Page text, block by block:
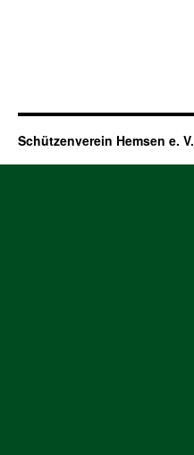
Schützenverein Hemsen e. V.